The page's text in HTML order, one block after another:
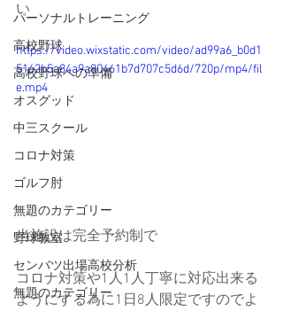
パーソナルトレーニング
高校野球
高校野球への準備
オスグッド
中三スクール
コロナ対策
ゴルフ肘
無題のカテゴリー
野球教室
センバツ出場高校分析
無題のカテゴリー
い
https://video.wixstatic.com/video/ad99a6_b0d1
5162b5a84a9a80461b7d707c5d6d/720p/mp4/fil
e.mp4
当施設は完全予約制で
コロナ対策や1人1人丁寧に対応出来る
ようにする為に1日8人限定ですのでよ